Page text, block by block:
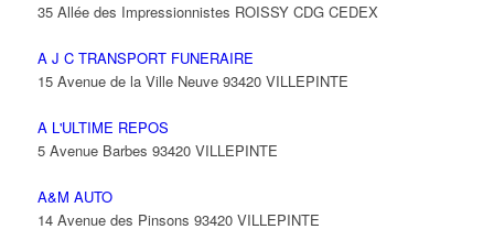
35 Allée des Impressionnistes ROISSY CDG CEDEX
A J C TRANSPORT FUNERAIRE
15 Avenue de la Ville Neuve 93420 VILLEPINTE
A L'ULTIME REPOS
5 Avenue Barbes 93420 VILLEPINTE
A&M AUTO
14 Avenue des Pinsons 93420 VILLEPINTE